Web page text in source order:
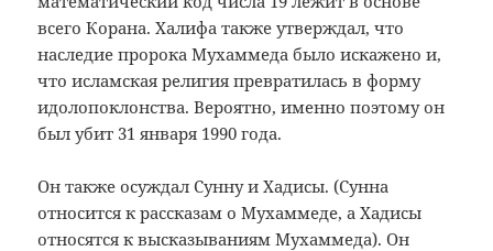
всего Корана. Халифа также утверждал, что
наследие пророка Мухаммеда было искажено и,
что исламская религия превратилась в форму
идолопоклонства. Вероятно, именно поэтому он
был убит 31 января 1990 года.
Он также осуждал Сунну и Хадисы. (Сунна
относится к рассказам о Мухаммеде, а Хадисы
относятся к высказываниям Мухаммеда). Он